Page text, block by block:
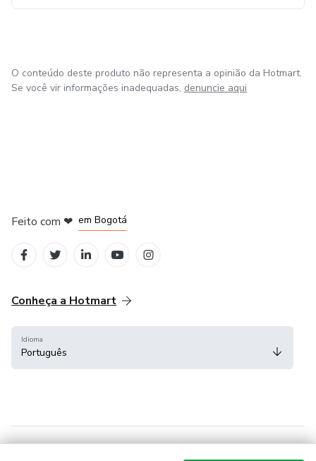
O conteúdo deste produto não representa a opinião da Hotmart.
Se você vir informações inadequadas, denuncie aqui
Feito com ❤ em Bogotá
Conheça a Hotmart
Idioma
Português